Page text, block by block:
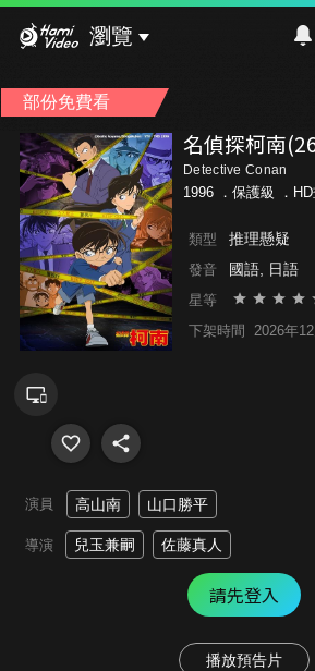
瀏覽
部份免費看
名偵探柯南
Detective Conan
1996 ． 保護級 ．
類型 推理懸疑
發音 國語, 日語
星等
下架時間 2026年
演員 高山南 山口勝平
導演 兒玉兼嗣 佐藤真人
請先登入
播放預告片